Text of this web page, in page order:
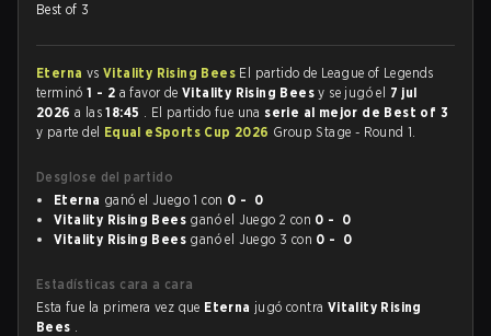
Best of 3
Eterna vsVitality Rising Bees El partido de League of Legends
terminó1 - 2 a favor deVitality Rising Beesy se jugó el 7 jul
2026 a las18:45 . El partido fue una serie al mejor de Best of 3
y parte del Equal eSports Cup 2026 Group Stage - Round 1.
Desglose del partido
Eterna ganó el Juego 1 con 0 - 0
Vitality Rising Bees ganó el Juego 2 con 0 - 0
Vitality Rising Bees ganó el Juego 3 con 0 - 0
Estadísticas cara a cara
Esta fue la primera vez que Eterna jugó contra Vitality Rising
Bees .